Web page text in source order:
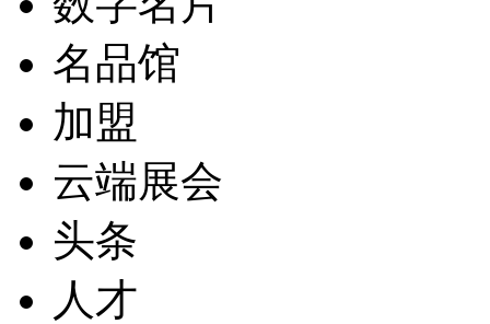
名品馆
加盟
云端展会
头条
人才